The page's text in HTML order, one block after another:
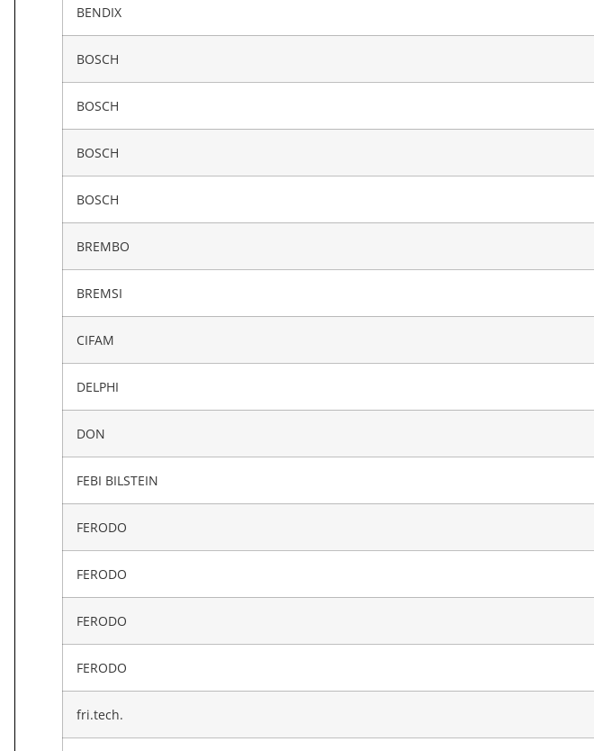
BENDIX
BOSCH
BOSCH
BOSCH
BOSCH
BREMBO
BREMSI
CIFAM
DELPHI
DON
FEBI BILSTEIN
FERODO
FERODO
FERODO
FERODO
fri.tech.